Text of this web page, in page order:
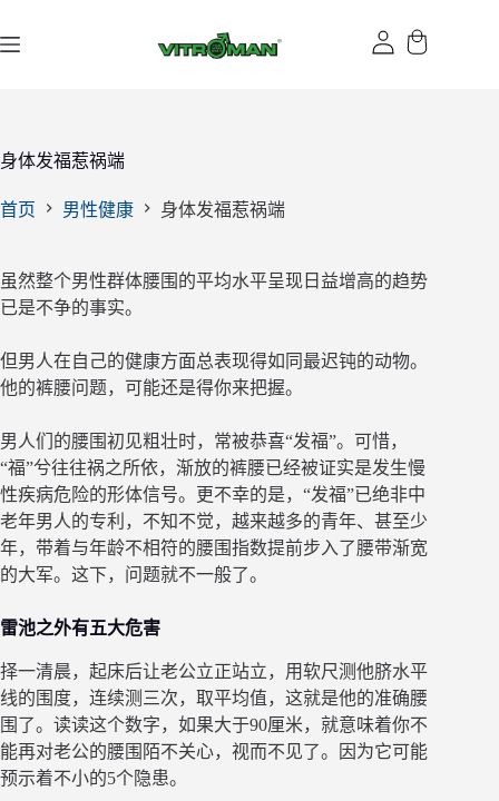
过
身体发福惹祸端
首页 男性健康 身体发福惹祸端
虽然整个男性群体腰围的平均水平呈现日益增高的趋势
已是不争的事实。
但男人在自己的健康方面总表现得如同最迟钝的动物。
他的裤腰问题，可能还是得你来把握。
男人们的腰围初见粗壮时，常被恭喜“发福”。可惜，
“福”兮往往祸之所依，渐放的裤腰已经被证实是发生慢
性疾病危险的形体信号。更不幸的是，“发福”已绝非中
老年男人的专利，不知不觉，越来越多的青年、甚至少
年，带着与年龄不相符的腰围指数提前步入了腰带渐宽
的大军。这下，问题就不一般了。
雷池之外有五大危害
择一清晨，起床后让老公立正站立，用软尺测他脐水平
线的围度，连续测三次，取平均值，这就是他的准确腰
围了。读读这个数字，如果大于90厘米，就意味着你不
能再对老公的腰围陌不关心，视而不见了。因为它可能
预示着不小的5个隐患。